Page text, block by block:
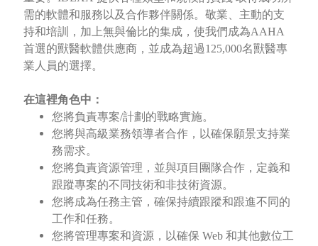
需的軟體和服務以及合作夥伴關係。敬業、主動的支
持和培訓，加上無與倫比的集成，使我們成為AAHA
首選的獸醫軟體供應商，並成為超過125,000名獸醫專
業人員的選擇。
在這裡角色中：
您將負責專案/計劃的戰略實施。
您將與高級業務領導者合作，以確保願景支持業
務需求。
您將負責資源管理，並與項目團隊合作，定義和
跟蹤專案的不同技術和非技術資源。
您將成為任務主管，確保持續跟蹤和跟進不同的
工作和任務。
您將管理專案和資源，以確保 Web 和其他數位工